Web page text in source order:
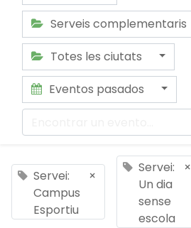
Serveis complementaris
Totes les ciutats
Eventos pasados
Servei:
Campus
Esportiu
×
Servei:
Un dia
sense
escola
×